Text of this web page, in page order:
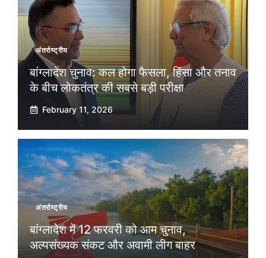
अंतर्राष्ट्रीय
बांग्लादेश चुनाव: कल होगा फैसला, हिंसा और तनाव
के बीच लोकतंत्र की सबसे बड़ी परीक्षा
February 11, 2026
अंतर्राष्ट्रीय
बांग्लादेश में 12 फरवरी को आम चुनाव,
अल्पसंख्यक संकट और अवामी लीग बाहर